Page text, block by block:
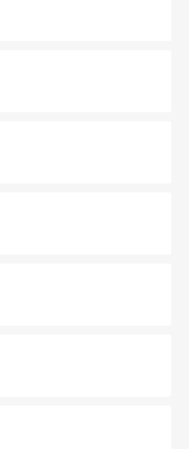
める外せないスポット